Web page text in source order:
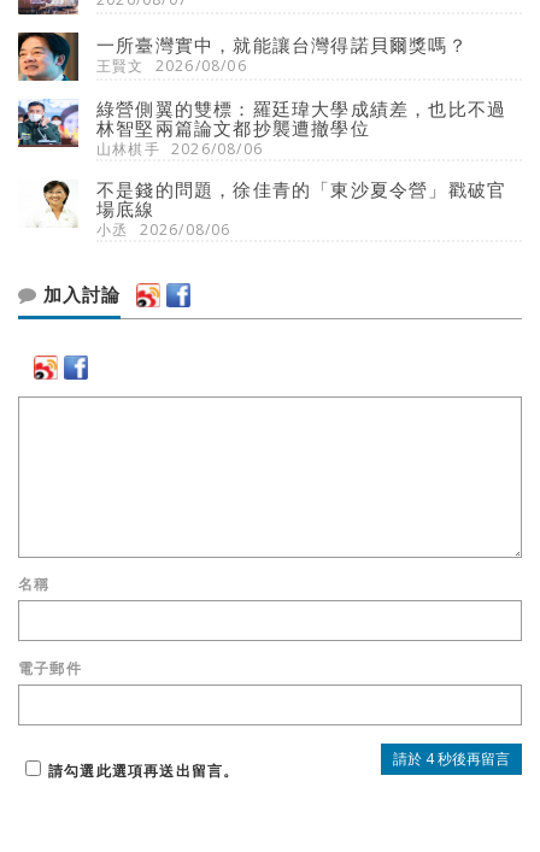
一所臺灣實中，就能讓台灣得諾貝爾獎嗎？
王賢文 2026/08/06
綠營側翼的雙標：羅廷瑋大學成績差，也比不過
林智堅兩篇論文都抄襲遭撤學位
山林棋手 2026/08/06
不是錢的問題，徐佳青的「東沙夏令營」戳破官
場底線
小丞 2026/08/06
加入討論
名稱
電子郵件
請勾選此選項再送出留言。